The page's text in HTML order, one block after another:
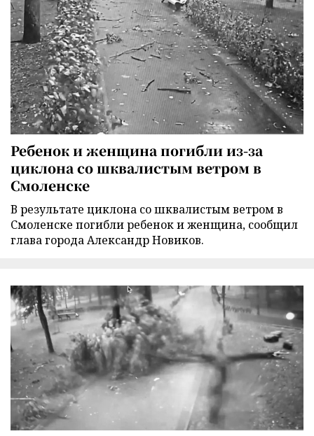
Ребенок и женщина погибли из-за
циклона со шквалистым ветром в
Смоленске
В результате циклона со шквалистым ветром в
Смоленске погибли ребенок и женщина, сообщил
глава города Александр Новиков.